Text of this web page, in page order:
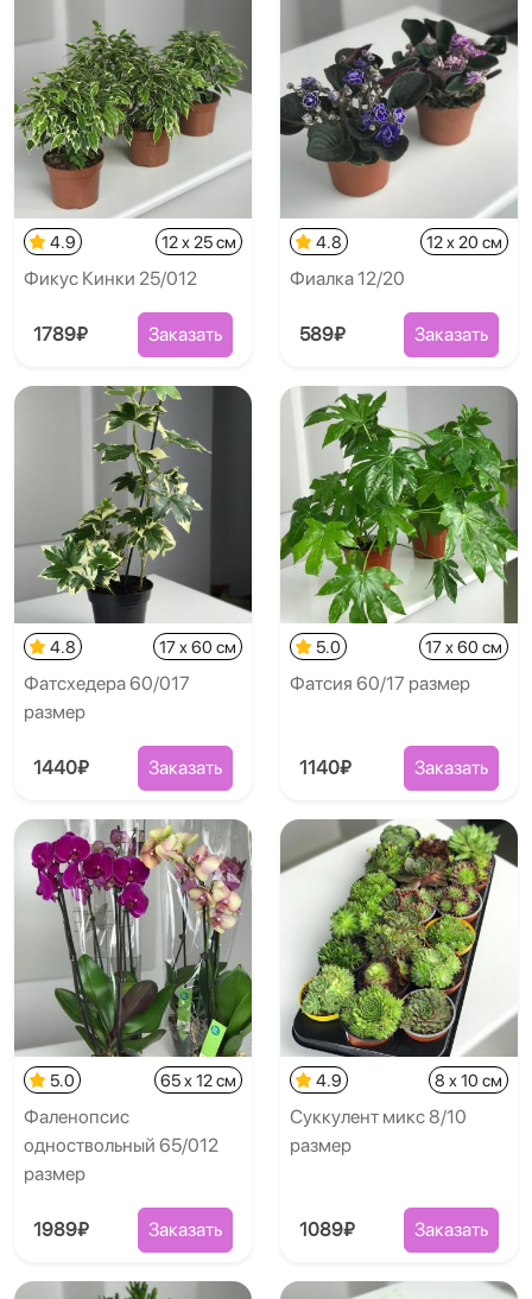
4.9 12 x 25 см
Фикус Кинки 25/012
1789₽ Заказать
4.8 12 x 20 см
Фиалка 12/20
589₽ Заказать
4.8 17 x 60 см
Фатсхедера 60/017
размер
1440₽ Заказать
5.0 17 x 60 см
Фатсия 60/17 размер
1140₽ Заказать
5.0 65 x 12 см
Фаленопсис
одноствольный 65/012
размер
1989₽ Заказать
4.9 8 x 10 см
Суккулент микс 8/10
размер
1089₽ Заказать